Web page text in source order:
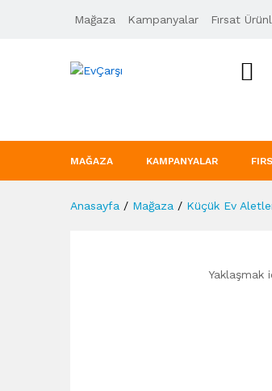
Mağaza Kampanyalar Fırsat
MAĞAZA KAMPANYALAR
Anasayfa / Mağaza / Küçük Ev
Yaklaşmak
Ürün Açıklaması Taksit